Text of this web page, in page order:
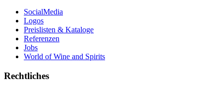
SocialMedia
Logos
Preislisten & Kataloge
Referenzen
Jobs
World of Wine and Spirits
Rechtliches